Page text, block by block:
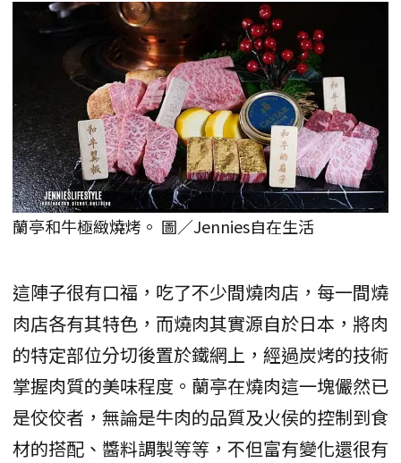
蘭亭和牛極緻燒烤。 圖／Jennies自在生活
這陣子很有口福，吃了不少間燒肉店，每一間燒
肉店各有其特色，而燒肉其實源自於日本，將肉
的特定部位分切後置於鐵網上，經過炭烤的技術
掌握肉質的美味程度。蘭亭在燒肉這一塊儼然已
是佼佼者，無論是牛肉的品質及火侯的控制到食
材的搭配、醬料調製等等，不但富有變化還很有